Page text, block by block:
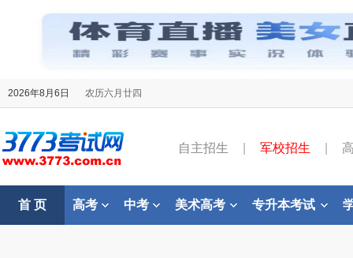
2026年8月6日 农历六月廿四
自主招生 军校招生
首 页 高考 中考 美术高考 专升本考试